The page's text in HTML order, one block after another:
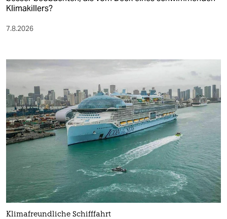
Klimakillers?
7.8.2026
Klimafreundliche Schifffahrt